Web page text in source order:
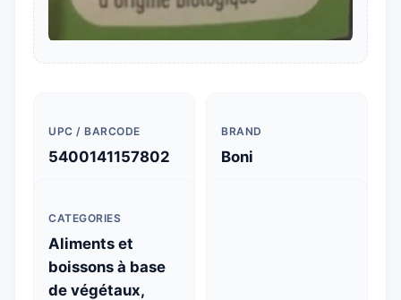
UPC / BARCODE
5400141157802
BRAND
Boni
CATEGORIES
Aliments et
boissons à base
de végétaux,